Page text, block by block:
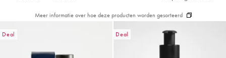
Meer informatie over hoe deze producten worden gesorteerd
Deal Deal